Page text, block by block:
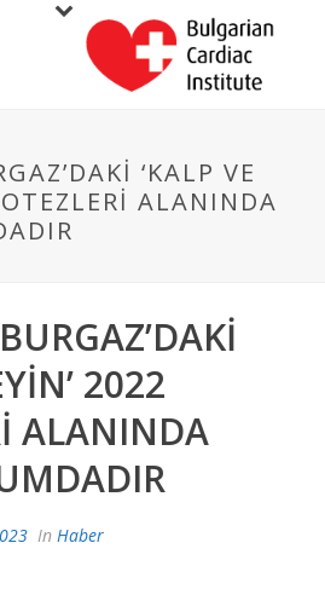
‘KALP VE
ALANINDA
2022
ALANINDA
In Haber